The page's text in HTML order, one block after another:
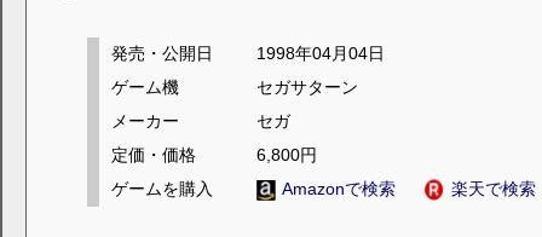
発売・公開日
1998年04月04日
ゲーム機
セガサターン
メーカー
セガ
定価・価格
6,800円
ゲームを購入
Amazonで検索 楽天で検索